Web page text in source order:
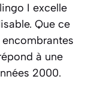
I excelle
Que ce
à une
2000.